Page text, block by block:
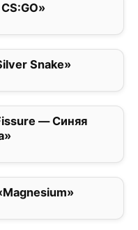
Snake»
— Синяя